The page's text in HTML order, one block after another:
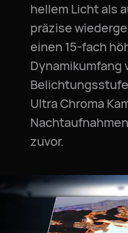
hellem Licht als
präzise
einen 15-fach
Dynamikumfang
Ultra Chroma
zuvor.